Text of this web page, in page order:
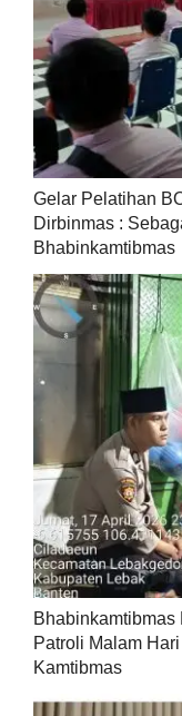
Gelar Pelatihan
Dirbinmas :
Bhabinkamtibmas
Patroli Malam
Kamtibmas